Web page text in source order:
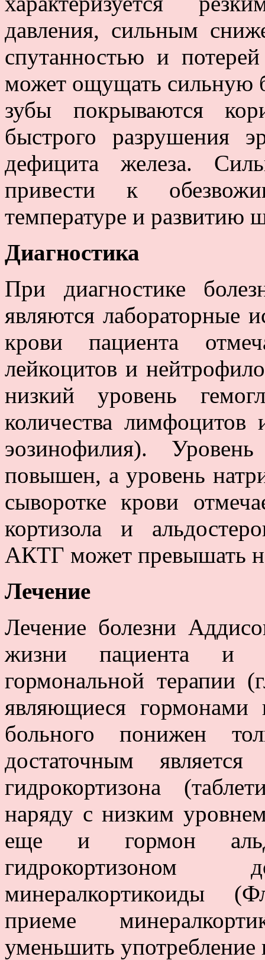
давления, сильным
спутанностью и
может ощущать сильную
зубы покрываются
быстрого разрушения
дефицита железа.
привести к
температуре и развитию
Диагностика
При диагностике
являются лабораторные
крови пациента
лейкоцитов и
низкий уровень
количества
эозинофилия).
повышен, а уровень
сыворотке крови
кортизола и
АКТГ может превышать
Лечение
Лечение болезни
жизни пациента и
гормональной терапии
являющиеся
больного понижен
достаточным
гидрокортизона
наряду с низким
еще и гормон
гидрокортизоном
минералкортикоиды
приеме
уменьшить употребление